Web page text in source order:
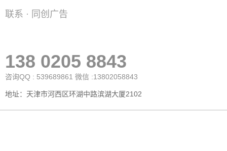
联系 · 同创广告
138 0205 8843
咨询QQ : 539689861 微信 :13802058843
地址：天津市河西区环湖中路滨湖大厦2102